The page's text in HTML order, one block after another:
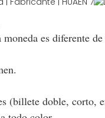
es diferente
(billete doble, corto,